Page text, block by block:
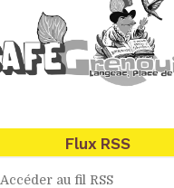
Flux RSS
Accéder au fil RSS